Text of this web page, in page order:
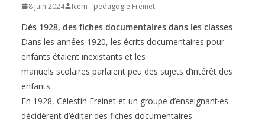
8 juin 2024 Icem - pedagogie Freinet
Dès 1928, des fiches documentaires dans les classes
Dans les années 1920, les écrits documentaires pour
enfants étaient inexistants et les
manuels scolaires parlaient peu des sujets d’intérêt des
enfants.
En 1928, Célestin Freinet et un groupe d’enseignant·es
décidèrent d’éditer des fiches documentaires